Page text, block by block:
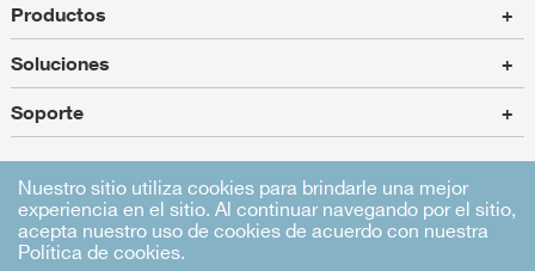
Productos +
Soluciones +
Soporte +
Mapa del sitio | Sentencia legal | privacidad política
Nuestro sitio utiliza cookies para brindarle una mejor
experiencia en el sitio. Al continuar navegando por el sitio,
acepta nuestro uso de cookies de acuerdo con nuestra
Política de cookies.